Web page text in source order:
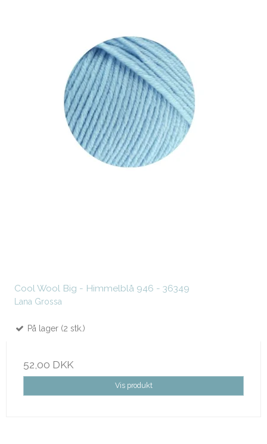
Cool Wool Big - Himmelblå 946 - 36349
Lana Grossa
På lager (2 stk.)
52,00 DKK
Vis produkt